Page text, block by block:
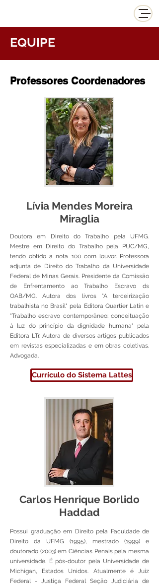
EQUIPE
Professores Coordenadores
Lívia Mendes Moreira
Miraglia
Doutora em Direito do Trabalho pela UFMG.
Mestre em Direito do Trabalho pela PUC/MG,
tendo obtido a nota 100 com louvor. Professora
adjunta de Direito do Trabalho da Universidade
Federal de Minas Gerais. Presidente da Comissão
de Enfrentamento ao Trabalho Escravo ds
OAB/MG. Autora dos livros "A terceirização
trabalhista no Brasil" pela Editora Quartier Latin e
"Trabalho escravo contemporâneo: conceituação
à luz do princípio da dignidade humana" pela
Editora LTr. Autora de diversos artigos publicados
em revistas especializadas e em obras coletivas.
Advogada.
Currículo do Sistema Lattes
Carlos Henrique Borlido
Haddad
Possui graduação em Direito pela Faculdade de
Direito da UFMG (1995), mestrado (1999) e
doutorado (2003) em Ciências Penais pela mesma
universidade. É pós-doutor pela Universidade de
Michigan, Estados Unidos. Atualmente é Juiz
Federal - Justiça Federal Seção Judiciária de